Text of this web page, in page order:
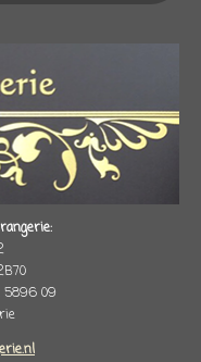
5896 09